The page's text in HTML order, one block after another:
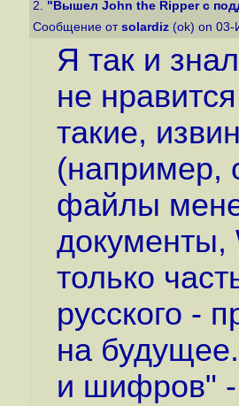
2. "Вышел John the Ripper с
Сообщение от solardiz (ok) on
Я так и
не
такие,
(например,
файлы
документы,
только
русского -
на
и шифров" -